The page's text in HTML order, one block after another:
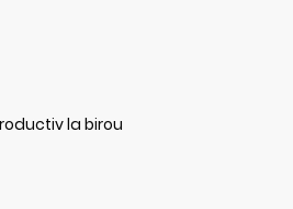
la birou